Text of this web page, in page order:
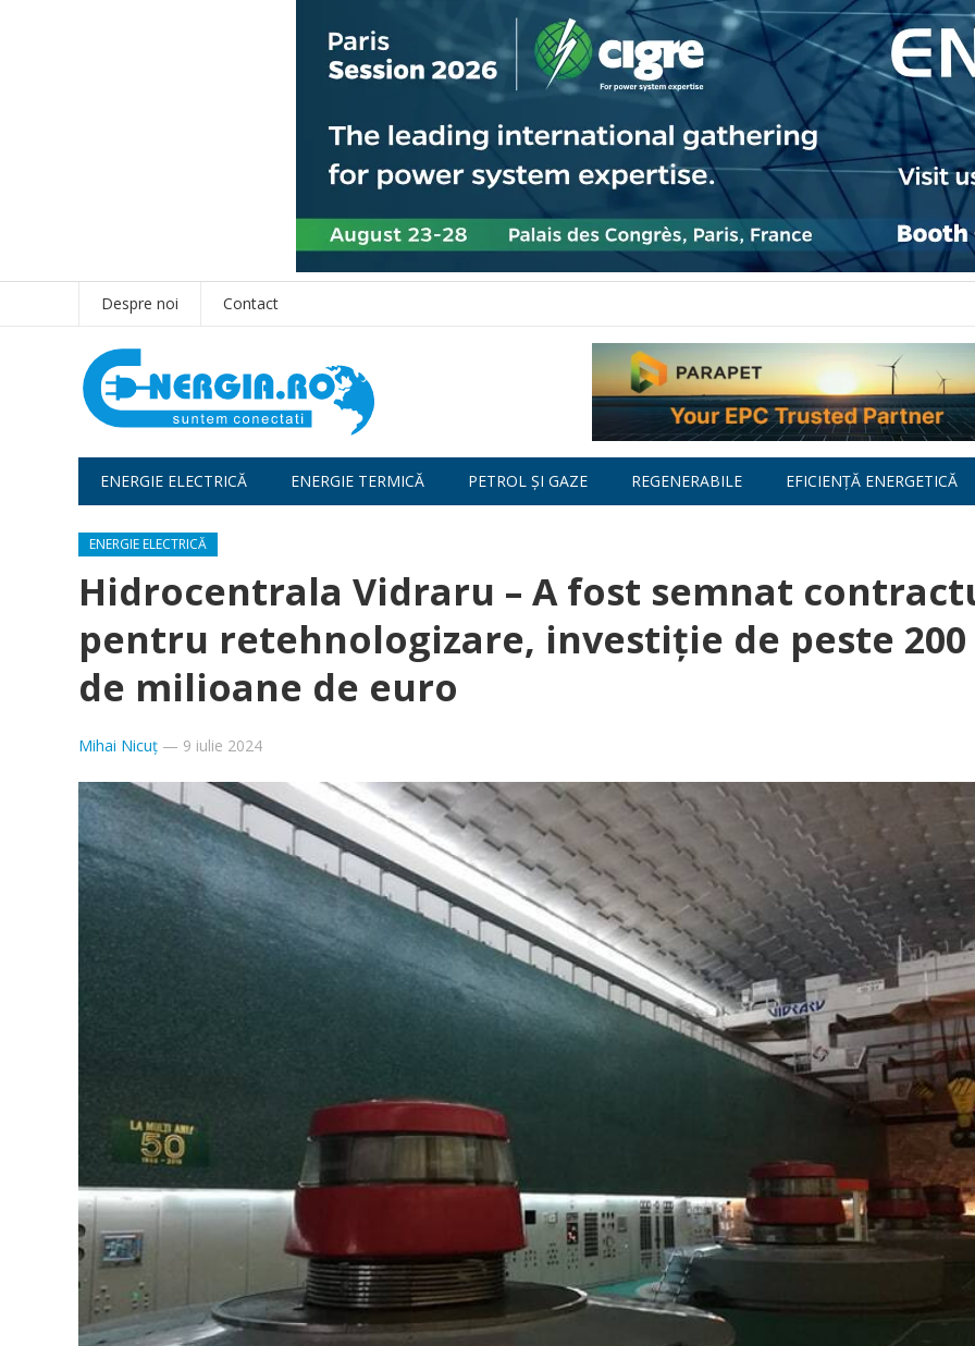
Despre noi Contact
ENERGIE ELECTRICĂ ENERGIE TERMICĂ PETROL ȘI GAZE REGENERABILE EFICIENȚĂ ENERGETICĂ
ENERGIE ELECTRICĂ
Hidrocentrala Vidraru – A fost semnat
pentru retehnologizare, investiţie de peste 200
de milioane de euro
Mihai Nicuț — 9 iulie 2024